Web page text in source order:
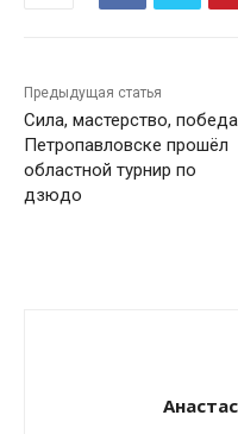
Предыдущая статья
Сила, мастерство,
Петропавловске прошёл
областной турнир по
дзюдо